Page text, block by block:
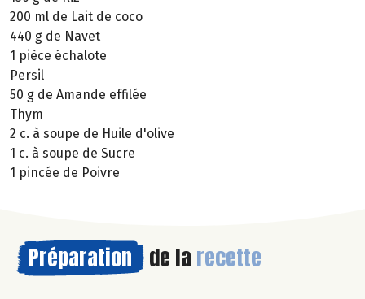
200 ml de Lait de coco
440 g de Navet
1 pièce échalote
Persil
50 g de Amande effilée
Thym
2 c. à soupe de Huile d'olive
1 c. à soupe de Sucre
1 pincée de Poivre
Préparation de la recette